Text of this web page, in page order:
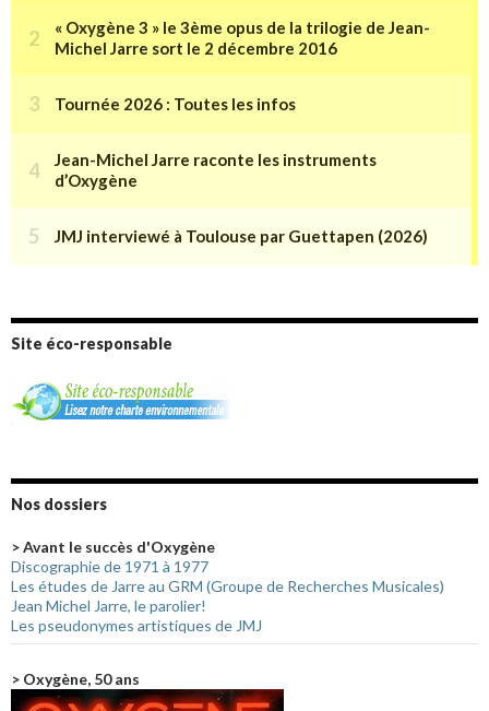
Site éco-responsable
Nos dossiers
> Avant le succès d'Oxygène
Discographie de 1971 à 1977
Les études de Jarre au GRM (Groupe de Recherches Musicales)
Jean Michel Jarre, le parolier!
Les pseudonymes artistiques de JMJ
> Oxygène, 50 ans